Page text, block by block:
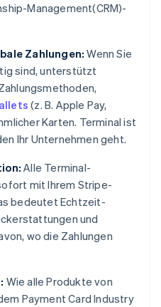
Management(CRM)-
Zahlungen: Wenn Sie
sind, unterstützt
(z. B. Apple Pay,
Karten. Terminal ist
Ihr Unternehmen geht.
Alle Terminal-
mit Ihrem Stripe-
bedeutet Echtzeit-
und
wo die Zahlungen
Wie alle Produkte von
Payment Card Industry